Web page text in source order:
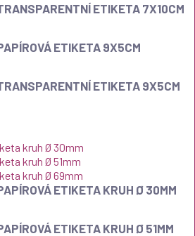
ETIKETA 7X10CM
ETIKETA 9X5CM
ETIKETA 9X5CM
kruh Ø 30mm
kruh Ø 51mm
kruh Ø 69mm
ETIKETA KRUH Ø 30MM
ETIKETA KRUH Ø 51MM